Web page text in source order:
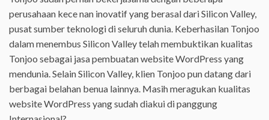
perusahaan kece nan inovatif yang berasal dari Silicon Valley,
pusat sumber teknologi di seluruh dunia. Keberhasilan Tonjoo
dalam menembus Silicon Valley telah membuktikan kualitas
Tonjoo sebagai jasa pembuatan website WordPress yang
mendunia. Selain Silicon Valley, klien Tonjoo pun datang dari
berbagai belahan benua lainnya. Masih meragukan kualitas
website WordPress yang sudah diakui di panggung